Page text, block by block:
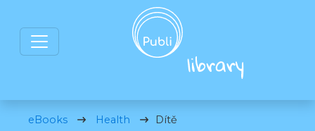
eBooks Health Dítě